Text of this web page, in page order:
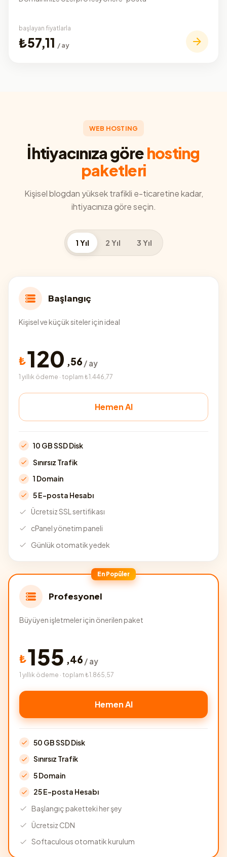
başlayan fiyatlarla
₺57,11 / ay
WEB HOSTING
İhtiyacınıza görehosting
paketleri
Kişisel blogdan yüksek trafikli e-ticaretine kadar,
ihtiyacınıza göre seçin.
1 Yıl 2 Yıl 3 Yıl
Başlangıç
Kişisel ve küçük siteler için ideal
₺120 ,56 / ay
1 yıllık ödeme · toplam ₺1.446,77
Hemen Al
10 GB SSD Disk
Sınırsız Trafik
1 Domain
5 E-posta Hesabı
Ücretsiz SSL sertifikası
cPanel yönetim paneli
Günlük otomatik yedek
En Popüler
Profesyonel
Büyüyen işletmeler için önerilen paket
₺155 ,46 / ay
1 yıllık ödeme · toplam ₺1.865,57
Hemen Al
50 GB SSD Disk
Sınırsız Trafik
5 Domain
25 E-posta Hesabı
Başlangıç paketteki her şey
Ücretsiz CDN
Softaculous otomatik kurulum